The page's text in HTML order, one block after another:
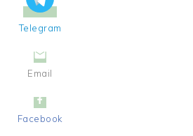
Telegram
Email
Facebook